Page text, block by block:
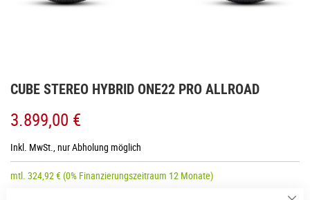
Anfang
Bildgalerie
CUBE STEREO HYBRID ONE22 PRO ALLROAD
3.899,00 €
Inkl. MwSt., nur Abholung möglich
mtl. 324,92€(0% Finanzierungszeitraum 12 Monate)